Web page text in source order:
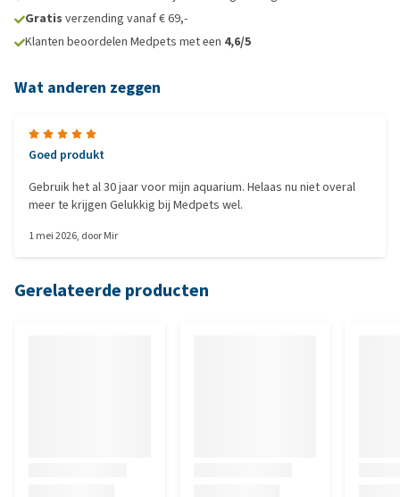
Gratis verzending vanaf € 69,-
Klanten beoordelen Medpets met een 4,6/5
Wat anderen zeggen
Goed produkt
Gebruik het al 30 jaar voor mijn aquarium. Helaas nu niet overal
meer te krijgen Gelukkig bij Medpets wel.
1 mei 2026, doorMir
Gerelateerde producten